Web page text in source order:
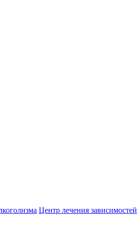
Центр лечения зависимостей